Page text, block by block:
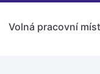
Volná pracovní